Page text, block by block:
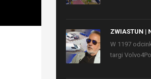
ZWIASTUN |
W 1197
targi